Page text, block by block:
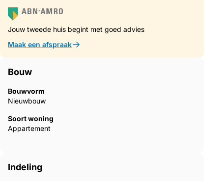
beschikt over één met bamboe overdekte parkeerplaats onder
een pergola.
BELANGRIJKSTE KENMERKEN: UITZICHT OP ZEE, OVERDEKT
TERRAS, DICHT BIJ DE ZEE, GLOEDNIEUW, ZWEMBAD,
APPARATUUR, DICHT BIJ DE STAD, DICHT BIJ
STIJL, CARPORT, OPSLAGRUIMTE, AIRCONDITIONING
Theofanous 4, Preveza 48100, Griekenland
www.barkasproperties.gr
Jouw tweede huis begint met goed advies
Maak een afspraak
Bouw
Bouwvorm
Nieuwbouw
Soort woning
Appartement
Indeling